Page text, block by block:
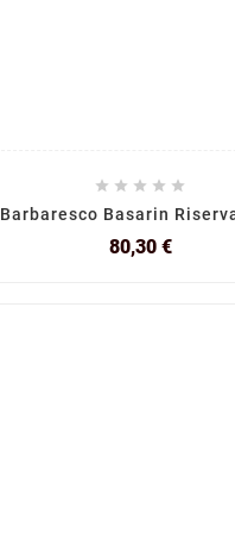
    
Barbaresco Basarin
80,30 €Prix